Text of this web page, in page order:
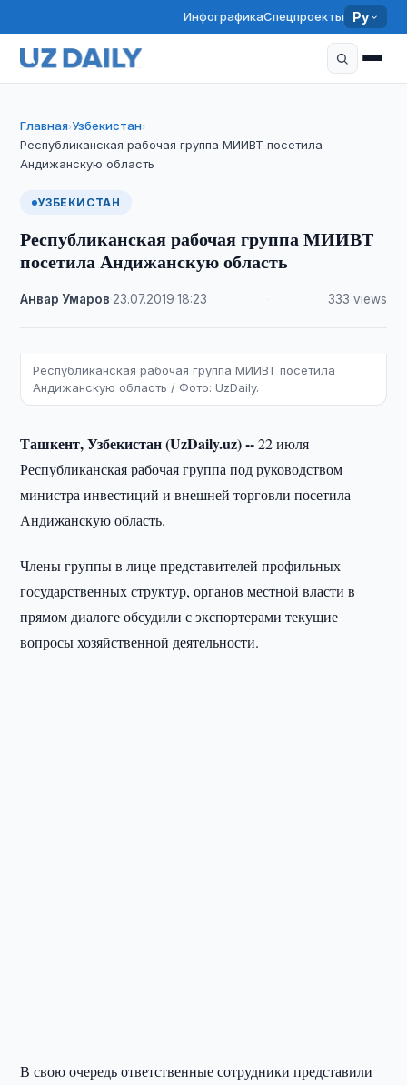
ИнфографикаСпецпроекты Ру
Главная›Узбекистан›
Республиканская рабочая группа МИИВТ посетила
Андижанскую область
УЗБЕКИСТАН
Республиканская рабочая группа МИИВТ
посетила Андижанскую область
Анвар Умаров 23.07.2019 ·18:23 333 views
Республиканская рабочая группа МИИВТ посетила
Андижанскую область / Фото: UzDaily.
Ташкент, Узбекистан (UzDaily.uz) --22 июля
Республиканская рабочая группа под руководством
министра инвестиций и внешней торговли посетила
Андижанскую область.
Члены группы в лице представителей профильных
государственных структур, органов местной власти в
прямом диалоге обсудили с экспортерами текущие
вопросы хозяйственной деятельности.
В свою очередь ответственные сотрудники представили